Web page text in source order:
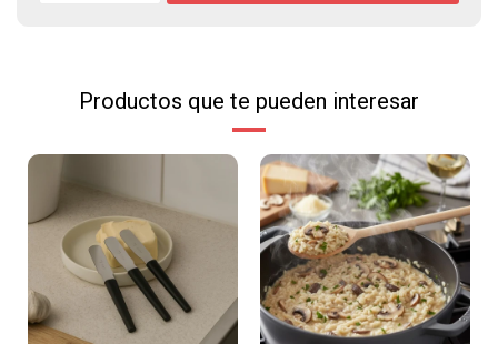
Productos que te pueden interesar